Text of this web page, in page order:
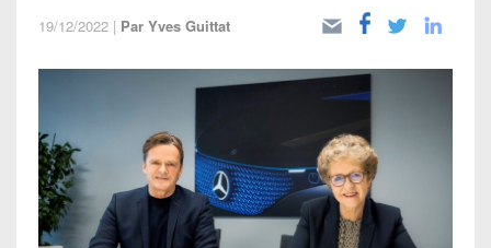
19/12/2022 | Par Yves Guittat